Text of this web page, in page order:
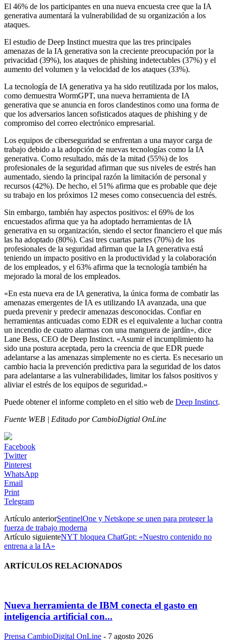
El 46% de los participantes en una nueva encuesta cree que la IA
generativa aumentará la vulnerabilidad de su organización a los
ataques.
El estudio de Deep Instinct muestra que las tres principales
amenazas de la IA generativa son la creciente preocupación por la
privacidad (39%), los ataques de phishing indetectables (37%) y el
aumento del volumen y la velocidad de los ataques (33%).
La tecnología de IA generativa ya ha sido reutilizada por los malos,
como demuestra WormGPT, una nueva herramienta de IA
generativa que se anuncia en foros clandestinos como una forma de
que los adversarios lancen sofisticados ataques de phishing y de
compromiso del correo electrónico empresarial.
Los equipos de ciberseguridad se enfrentan a una mayor carga de
trabajo debido a la adopción de nuevas tecnologías como la IA
generativa. Como resultado, más de la mitad (55%) de los
profesionales de la seguridad afirman que sus niveles de estrés han
aumentado, siendo la principal razón la limitación de personal y
recursos (42%). De hecho, el 51% afirma que es probable que deje
su trabajo en los próximos 12 meses como consecuencia del estrés.
Sin embargo, también hay aspectos positivos: el 69% de los
encuestados afirma que ya ha adoptado herramientas de IA
generativa en su organización, siendo el sector financiero el que más
las ha adoptado (80%). Casi tres cuartas partes (70%) de los
profesionales de la seguridad afirman que la IA generativa está
teniendo un impacto positivo en la productividad y la colaboración
de los empleados, y el 63% afirma que la tecnología también ha
mejorado la moral de los empleados.
«En esta nueva era de IA generativa, la única forma de combatir las
amenazas emergentes de IA es utilizando IA avanzada, una que
pueda prevenir y predecir amenazas desconocidas. Confiar en
herramientas anticuadas como EDR es el equivalente a luchar contra
un incendio de cuatro alarmas con una manguera de jardín», dice
Lane Bess, CEO de Deep Instinct. «Asumir el incumplimiento ha
sido una postura aceptada, pero la creencia de que EDR puede
adelantarse a las amenazas simplemente no es cierta. Es necesario un
cambio hacia la prevención predictiva para la seguridad de los datos
para adelantarse a las vulnerabilidades, limitar los falsos positivos y
aliviar el estrés de los equipos de seguridad.»
Puede obtener el informe completo en el sitio web de Deep Instinct.
Fuente WEB | Editado por CambioDigtial OnLine
Facebook
Twitter
Pinterest
WhatsApp
Email
Print
Telegram
Artículo anteriorSentinelOne y Netskope se unen para proteger la
fuerza de trabajo moderna
Artículo siguienteNYT bloquea ChatGpt: «Nuestro contenido no
entrena a la IA»
ARTÍCULOS RELACIONADOS
Nueva herramienta de IBM conecta el gasto en
inteligencia artificial con...
Prensa CambioDigital OnLine - 7 agosto 2026